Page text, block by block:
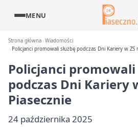
MENU
Strona główna Wiadomości
Policjanci promowali służbę podczas Dni Kariery w ZS
Policjanci promowali
podczas Dni Kariery
Piasecznie
24 października 2025